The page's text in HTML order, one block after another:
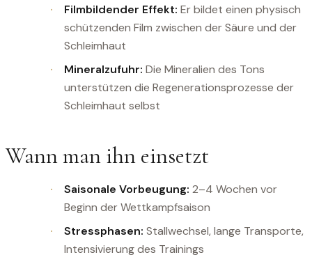
Filmbildender Effekt: Er bildet einen physisch
schützenden Film zwischen der Säure und der
Schleimhaut
Mineralzufuhr: Die Mineralien des Tons
unterstützen die Regenerationsprozesse der
Schleimhaut selbst
Wann man ihn einsetzt
Saisonale Vorbeugung: 2–4 Wochen vor
Beginn der Wettkampfsaison
Stressphasen: Stallwechsel, lange Transporte,
Intensivierung des Trainings